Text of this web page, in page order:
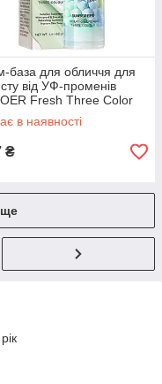
база для обличчя для
від УФ-променів
Fresh Three Color
Blocking Cream SPF50+
40 г
в наявності
₴
ще